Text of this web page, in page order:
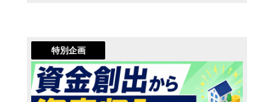
特別企画